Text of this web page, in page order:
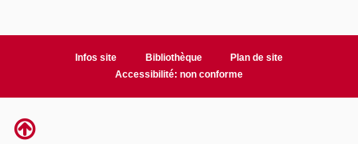
Infos site Bibliothèque
Plan de site
Accessibilité: non conforme